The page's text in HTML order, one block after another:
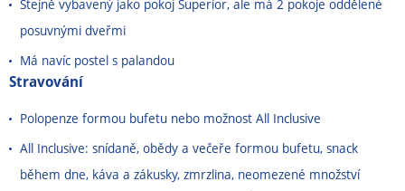
Stejně vybavený jako pokoj Superior, ale má 2 pokoje oddělené
posuvnými dveřmi
Má navíc postel s palandou
Stravování
Polopenze formou bufetu nebo možnost All Inclusive
All Inclusive: snídaně, obědy a večeře formou bufetu, snack
během dne, káva a zákusky, zmrzlina, neomezené množství